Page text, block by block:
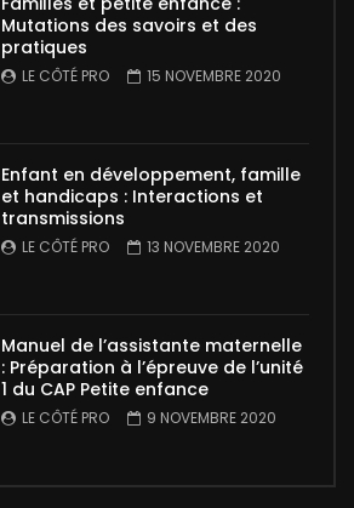
Mutations des savoirs et des
pratiques
LE CÔTÉ PRO 15 NOVEMBRE 2020
Enfant en développement, famille
et handicaps : Interactions et
transmissions
LE CÔTÉ PRO 13 NOVEMBRE 2020
Manuel de l’assistante maternelle
: Préparation à l’épreuve de l’unité
1 du CAP Petite enfance
LE CÔTÉ PRO 9 NOVEMBRE 2020